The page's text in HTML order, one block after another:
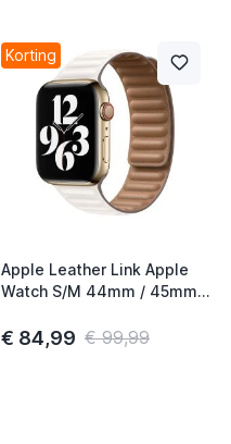
Korting
Apple Leather Link Apple
Watch S/M 44mm / 45mm /
€ 84,99 € 99,99